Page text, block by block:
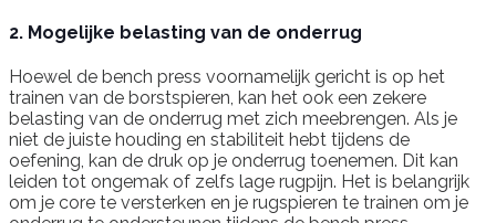
2. Mogelijke belasting van de onderrug
Hoewel de bench press voornamelijk gericht is op het
trainen van de borstspieren, kan het ook een zekere
belasting van de onderrug met zich meebrengen. Als je
niet de juiste houding en stabiliteit hebt tijdens de
oefening, kan de druk op je onderrug toenemen. Dit kan
leiden tot ongemak of zelfs lage rugpijn. Het is belangrijk
om je core te versterken en je rugspieren te trainen om je